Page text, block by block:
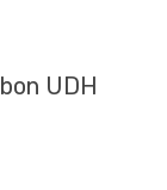
UDH